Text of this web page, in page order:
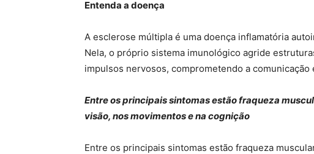
Entenda a doença
A esclerose múltipla é uma doença inflamatória
Nela, o próprio sistema imunológico agride
impulsos nervosos, comprometendo a
Entre os principais sintomas estão fraqueza
visão, nos movimentos e na cognição
Entre os principais sintomas estão fraqueza